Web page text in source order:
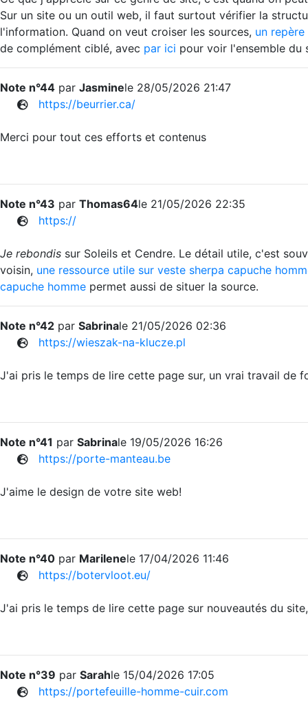
Sur un site ou un outil web, il faut surtout vérifier la
l'information. Quand on veut croiser les sources, un
de complément ciblé, avec par ici pour voir l'ensemble du
Note n°44 par Jasminele 28/05/2026 21:47
https://beurrier.ca/
Merci pour tout ces efforts et contenus
Note n°43 par Thomas64le 21/05/2026 22:35
https://
Je rebondis sur Soleils et Cendre. Le détail utile, c'est
voisin, une ressource utile sur veste sherpa capuche
capuche homme permet aussi de situer la source.
Note n°42 par Sabrinale 21/05/2026 02:36
https://wieszak-na-klucze.pl
J'ai pris le temps de lire cette page sur, un vrai travail de
Note n°41 par Sabrinale 19/05/2026 16:26
https://porte-manteau.be
J'aime le design de votre site web!
Note n°40 par Marilenele 17/04/2026 11:46
https://botervloot.eu/
J'ai pris le temps de lire cette page sur nouveautés du
Note n°39 par Sarahle 15/04/2026 17:05
https://portefeuille-homme-cuir.com